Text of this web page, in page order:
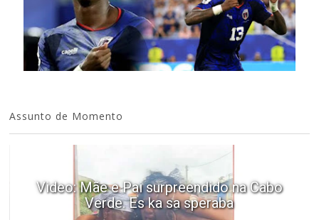
Assunto de Momento
Video: Mãe e Pai surpreendido na Cabo
Verde. Es ka sa speraba